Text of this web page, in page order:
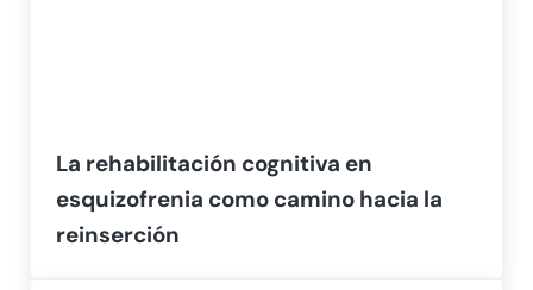
La rehabilitación cognitiva en
esquizofrenia como camino hacia la
reinserción